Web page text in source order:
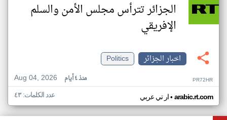
الجزائر تترأس مجلس الأمن والسلم
الإفريقي
اخبار الجزائر
Politics
Aug 04, 2026
منذ ٤ أيام PR72HR
ار تي عربي• arabic.rt.com عدد الكلمات: ٤٣